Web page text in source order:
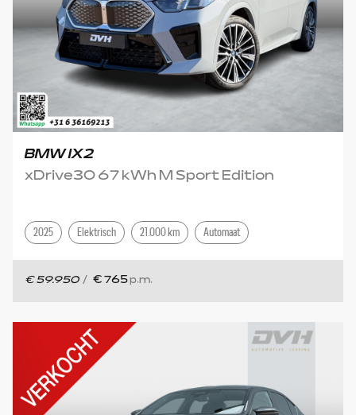
BMW IX2
xDrive30 67 kWh M Sport Edition
2025 Elektrisch 21.000 km Automaat
€ 59.950 / € 765p.m.